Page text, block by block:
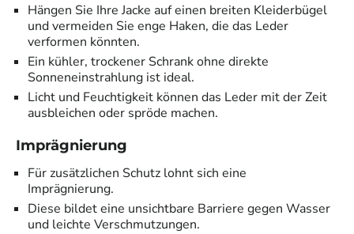
Hängen Sie Ihre Jacke auf einen breiten Kleiderbügel
und vermeiden Sie enge Haken, die das Leder
verformen könnten.
Ein kühler, trockener Schrank ohne direkte
Sonneneinstrahlung ist ideal.
Licht und Feuchtigkeit können das Leder mit der Zeit
ausbleichen oder spröde machen.
Imprägnierung
Für zusätzlichen Schutz lohnt sich eine
Imprägnierung.
Diese bildet eine unsichtbare Barriere gegen Wasser
und leichte Verschmutzungen.